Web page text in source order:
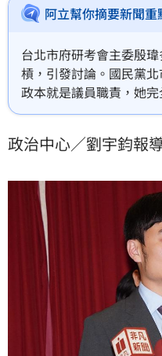
阿立幫你摘要新聞重
台北市府研考會主委殷
槓，引發討論。國民黨
政本就是議員職責，她
的重點似乎都是在製造
打出來的。
政治中心／劉宇鈞報